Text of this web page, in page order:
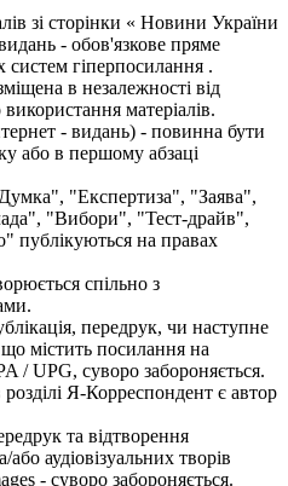
зі сторінки « Новини України
- обов'язкове пряме
гіперпосилання .
в незалежності від
матеріалів.
- видань) - повинна бути
або в першому абзаці
"Експертиза", "Заява",
"Вибори", "Тест-драйв",
на правах
спільно з
передрук, чи наступне
містить посилання на
/ UPG, суворо забороняється.
Я-Корреспондент є автор
та відтворення
аудіовізуальних творів
- суворо забороняється.